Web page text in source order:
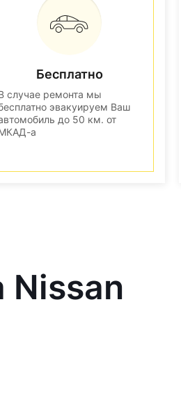
Бесплатно
случае ремонта мы
эвакуируем Ваш
до 50 км. от
а
Nissan